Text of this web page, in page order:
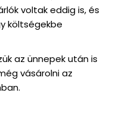
voltak eddig is, és
költségekbe
az ünnepek után is
vásárolni az